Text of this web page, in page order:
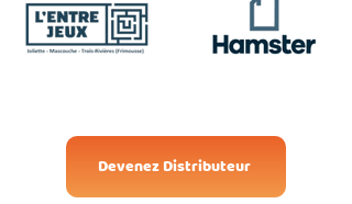
Devenez Distributeur